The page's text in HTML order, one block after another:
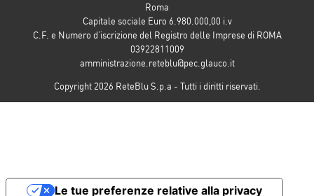
Roma
Capitale sociale Euro 6.980.000,00 i.v
C.F. e Numero d’iscrizione del Registro delle Imprese di ROMA
03922811009
amministrazione.reteblu@pec.glauco.it
Copyright 2026 ReteBlu S.p.a - Tutti i diritti riservati.
Le tue preferenze relative alla privacy